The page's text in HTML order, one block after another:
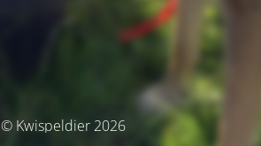
© Kwispeldier 2026